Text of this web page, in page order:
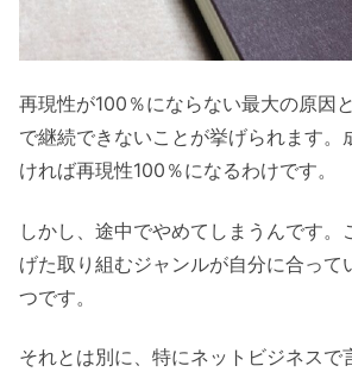
再現性が100％にならない最大の原因
で継続できないことが挙げられます。
ければ再現性100％になるわけです。
しかし、途中でやめてしまうんです。
げた取り組むジャンルが自分に合って
つです。
それとは別に、特にネットビジネスで